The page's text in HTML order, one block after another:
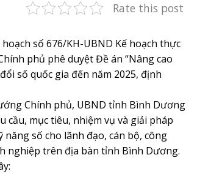
Rate this post
số 676/KH-UBND Kế hoạch thực
phủ phê duyệt Đề án “Nâng cao
số quốc gia đến năm 2025, định
Chính phủ, UBND tỉnh Bình Dương
cầu, mục tiêu, nhiệm vụ và giải pháp
số cho lãnh đạo, cán bộ, công
nghiệp trên địa bàn tỉnh Bình Dương.